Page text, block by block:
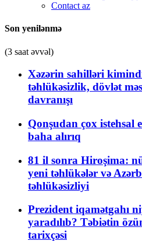
Contact az
Son yenilənmə
(3 saat əvvəl)
Xəzərin sahilləri
təhlükəsizlik, dövlət
davranışı
Qonşudan çox istehsal
baha alırıq
81 il sonra Hiroşima:
yeni təhlükələr və
təhlükəsizliyi
Prezident iqamətgahı
yaradılıb? Təbiətin
tarixçəsi